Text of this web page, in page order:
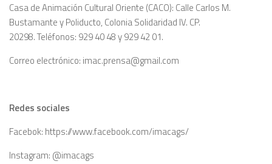
Casa de Animación Cultural Oriente (CACO): Calle Carlos M.
Bustamante y Poliducto, Colonia Solidaridad IV. CP.
20298. Teléfonos: 929 40 48 y 929 42 01.
Correo electrónico: imac.prensa@gmail.com
Redes sociales
Facebok: https://www.facebook.com/imacags/
Instagram: @imacags